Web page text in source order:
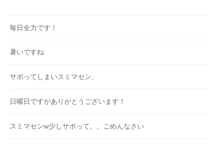
毎日全力です！
暑いですね
サボってしまいスミマセン。
日曜日ですがありがとうございます！
スミマセンw少しサボって。。ごめんなさい